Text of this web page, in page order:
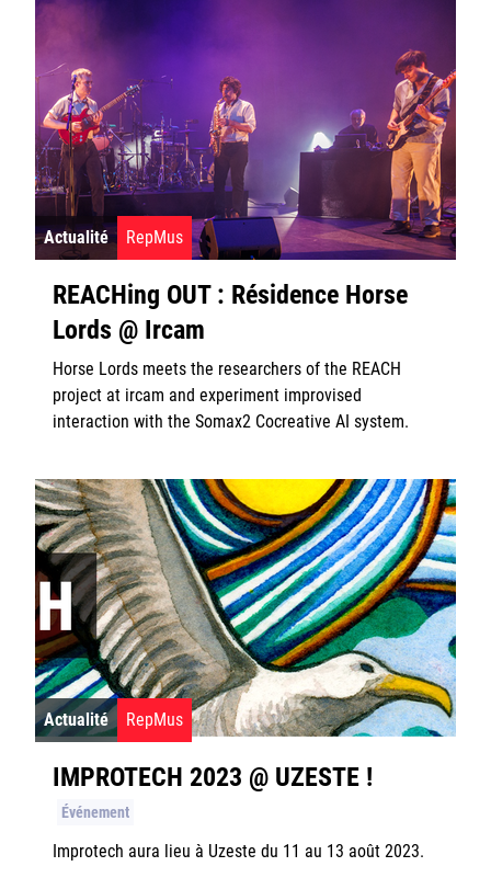
Actualité RepMus
REACHing OUT : Résidence Horse
Lords @ Ircam
Horse Lords meets the researchers of the REACH
project at ircam and experiment improvised
interaction with the Somax2 Cocreative AI system.
Actualité RepMus
IMPROTECH 2023 @ UZESTE !
Événement
Improtech aura lieu à Uzeste du 11 au 13 août 2023.